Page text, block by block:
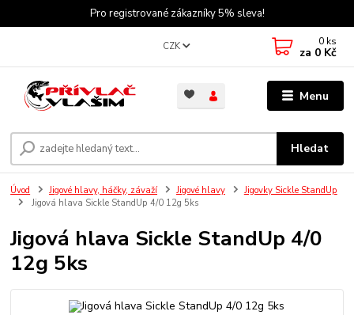
Pro registrované zákazníky 5% sleva!
Menu
CZK
Hledat
0 ks
za 0 Kč
Úvod Jigové hlavy, háčky, závaží Jigové hlavy
Jigovky Sickle StandUp
Jigová hlava Sickle StandUp 4/0 12g 5ks
Jigová hlava Sickle StandUp 4/0
12g 5ks